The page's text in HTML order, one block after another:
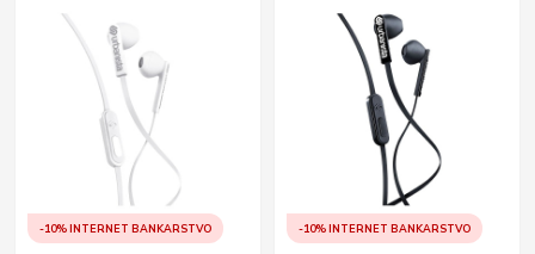
-10% INTERNET BANKARSTVO -10% INTERNET BANKARSTVO